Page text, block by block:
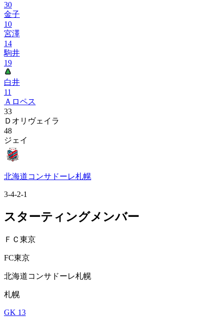
30
金子
10
宮澤
14
駒井
19
白井
11
Ａロペス
33
Ｄオリヴェイラ
48
ジェイ
北海道コンサドーレ札幌
3-4-2-1
スターティングメンバー
ＦＣ東京
FC東京
北海道コンサドーレ札幌
札幌
GK 13